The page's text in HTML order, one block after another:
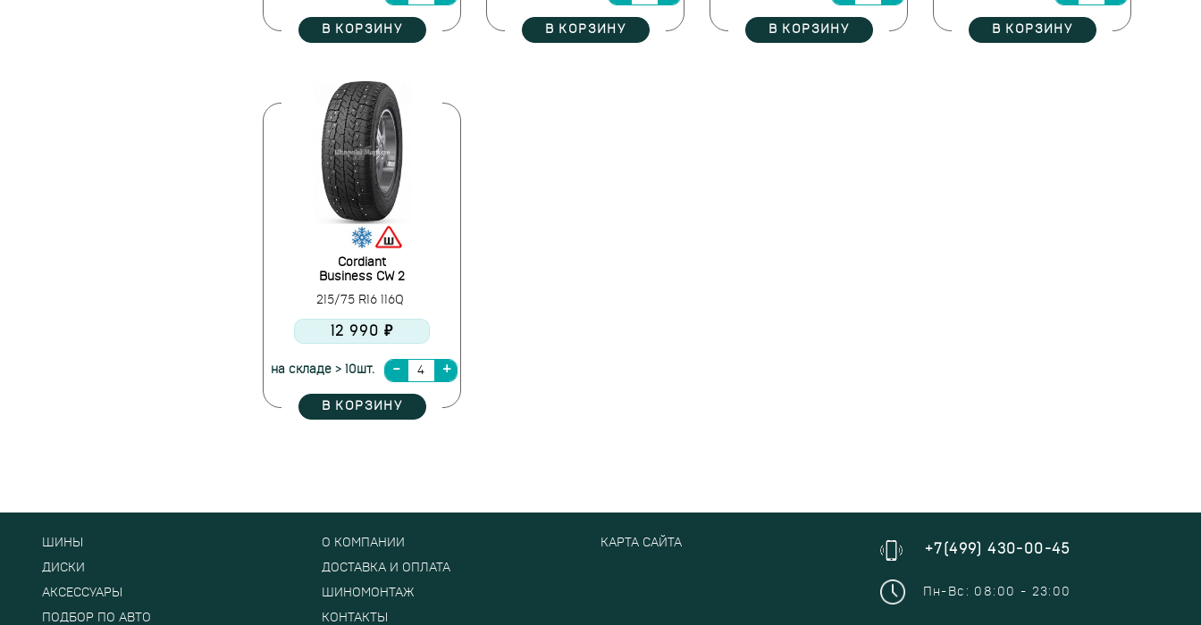
В КОРЗИНУ В КОРЗИНУ В КОРЗИНУ В КОРЗИНУ
Cordiant
Business CW 2
215/75 R16 116Q
12 990 ₽
на складе > 10шт.
В КОРЗИНУ
ШИНЫ
ДИСКИ
АКСЕССУАРЫ
ПОДБОР ПО АВТО
О КОМПАНИИ
ДОСТАВКА И ОПЛАТА
ШИНОМОНТАЖ
КОНТАКТЫ
КАРТА САЙТА +7(499) 430-00-45
Пн-Вс: 08:00 - 23:00